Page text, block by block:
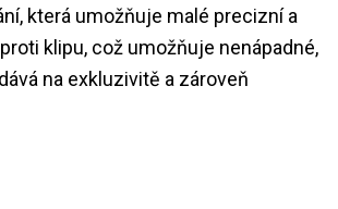
která umožňuje malé precizní a
klipu, což umožňuje nenápadné,
na exkluzivitě a zároveň